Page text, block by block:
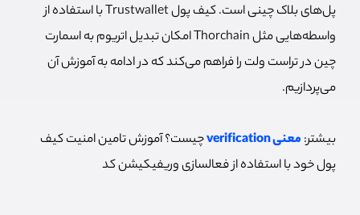
پل‌های بلاک چینی است. کیف پول Trustwallet با استفاده از
واسطه‌هایی مثل Thorchain امکان تبدیل اتریوم به اسمارت
چین در تراست ولت را فراهم می‌کند که در ادامه به آموزش آن
می‌پردازیم.
بیشتر: معنی verification
چیست؟ آموزش تامین امنیت کیف
پول خود با استفاده از فعالسازی وریفیکیشن کد